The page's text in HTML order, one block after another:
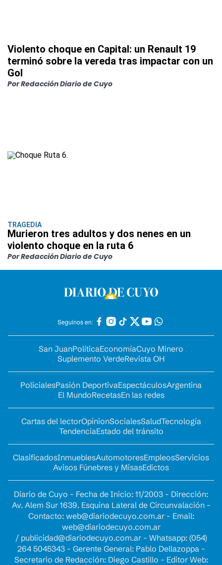
Violento choque en Capital: un Renault 19
terminó sobre la vereda tras impactar con un
Gol
Por Redacción Diario de Cuyo
TRAGEDIA
Murieron tres adultos y dos nenes en un
violento choque en la ruta 6
Por Redacción Diario de Cuyo
Seguinos en:
San JuanPolíticaEconomíaCuyo Minero
Suplemento VerdeRevista OH
PolicialesPasión DeportivaEspectáculosArgentina
El MundoRecetasEn las redes
Cartas del lectorOpinionSocialesSaludTecnología
TendenciaEstado del tránsito
ClasificadosInmueblesAutomotoresEmpleosServicios
Avisos Fúnebres y MisasEdictos
Diario de Cuyo - Fecha de Inicio: 11/2003 - Dirección:
Av. Alem Sur 1639. Esquina Lateral de Circunvalación -
Contacto: web@diariodecuyo.com.ar- Email:
web@diariodecuyo.com.ar
/ publicidad@diariodecuyo.com.ar- Whatsapp: (054)
264 5045343 - Gerente General: Pablo Dellazoppa -
Secretario de Redacción: Diego Castillo - Editor Web: